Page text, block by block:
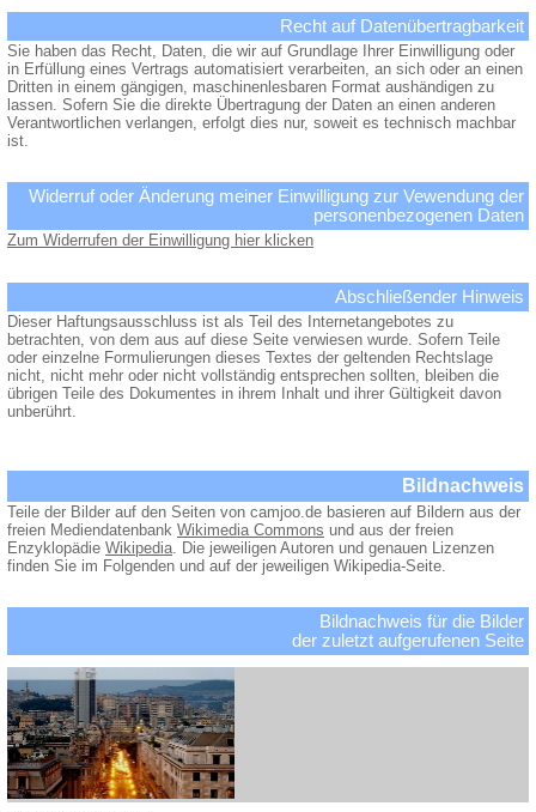
Recht auf Datenübertragbarkeit
Sie haben das Recht, Daten, die wir auf Grundlage Ihrer Einwilligung oder
in Erfüllung eines Vertrags automatisiert verarbeiten, an sich oder an einen
Dritten in einem gängigen, maschinenlesbaren Format aushändigen zu
lassen. Sofern Sie die direkte Übertragung der Daten an einen anderen
Verantwortlichen verlangen, erfolgt dies nur, soweit es technisch machbar
ist.
Widerruf oder Änderung meiner Einwilligung zur Vewendung der
personenbezogenen Daten
Zum Widerrufen der Einwilligung hier klicken
Abschließender Hinweis
Dieser Haftungsausschluss ist als Teil des Internetangebotes zu
betrachten, von dem aus auf diese Seite verwiesen wurde. Sofern Teile
oder einzelne Formulierungen dieses Textes der geltenden Rechtslage
nicht, nicht mehr oder nicht vollständig entsprechen sollten, bleiben die
übrigen Teile des Dokumentes in ihrem Inhalt und ihrer Gültigkeit davon
unberührt.
Bildnachweis
Teile der Bilder auf den Seiten von camjoo.de basieren auf Bildern aus der
freien Mediendatenbank Wikimedia Commons und aus der freien
Enzyklopädie Wikipedia . Die jeweiligen Autoren und genauen Lizenzen
finden Sie im Folgenden und auf der jeweiligen Wikipedia-Seite.
Bildnachweis für die Bilder
der zuletzt aufgerufenen Seite